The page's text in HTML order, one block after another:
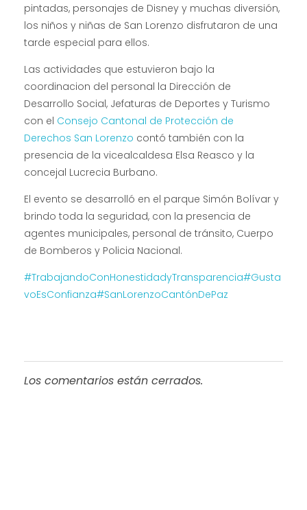
pintadas, personajes de Disney y muchas diversión,
los niños y niñas de San Lorenzo disfrutaron de una
tarde especial para ellos.
Las actividades que estuvieron bajo la
coordinacion del personal la Dirección de
Desarrollo Social, Jefaturas de Deportes y Turismo
con el Consejo Cantonal de Protección de
Derechos San Lorenzo contó también con la
presencia de la vicealcaldesa Elsa Reasco y la
concejal Lucrecia Burbano.
El evento se desarrolló en el parque Simón Bolívar y
brindo toda la seguridad, con la presencia de
agentes municipales, personal de tránsito, Cuerpo
de Bomberos y Policia Nacional.
#TrabajandoConHonestidadyTransparencia#Gusta
voEsConfianza#SanLorenzoCantónDePaz
Los comentarios están cerrados.